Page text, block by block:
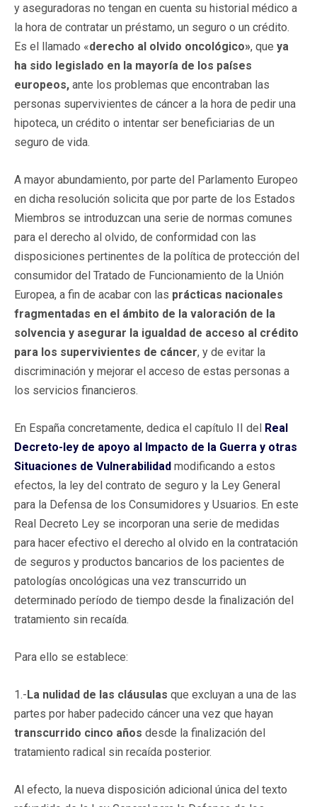
y aseguradoras no tengan en cuenta su historial médico a
la hora de contratar un préstamo, un seguro o un crédito.
Es el llamado «derecho al olvido oncológico», que ya
ha sido legislado en la mayoría de los países
europeos, ante los problemas que encontraban las
personas supervivientes de cáncer a la hora de pedir una
hipoteca, un crédito o intentar ser beneficiarias de un
seguro de vida.
A mayor abundamiento, por parte del Parlamento Europeo
en dicha resolución solicita que por parte de los Estados
Miembros se introduzcan una serie de normas comunes
para el derecho al olvido, de conformidad con las
disposiciones pertinentes de la política de protección del
consumidor del Tratado de Funcionamiento de la Unión
Europea, a fin de acabar con las prácticas nacionales
fragmentadas en el ámbito de la valoración de la
solvencia y asegurar la igualdad de acceso al crédito
para los supervivientes de cáncer, y de evitar la
discriminación y mejorar el acceso de estas personas a
los servicios financieros.
En España concretamente, dedica el capítulo II del Real
Decreto-ley de apoyo al Impacto de la Guerra y otras
Situaciones de Vulnerabilidad modificando a estos
efectos, la ley del contrato de seguro y la Ley General
para la Defensa de los Consumidores y Usuarios. En este
Real Decreto Ley se incorporan una serie de medidas
para hacer efectivo el derecho al olvido en la contratación
de seguros y productos bancarios de los pacientes de
patologías oncológicas una vez transcurrido un
determinado período de tiempo desde la finalización del
tratamiento sin recaída.
Para ello se establece:
1.-La nulidad de las cláusulas que excluyan a una de las
partes por haber padecido cáncer una vez que hayan
transcurrido cinco años desde la finalización del
tratamiento radical sin recaída posterior.
Al efecto, la nueva disposición adicional única del texto